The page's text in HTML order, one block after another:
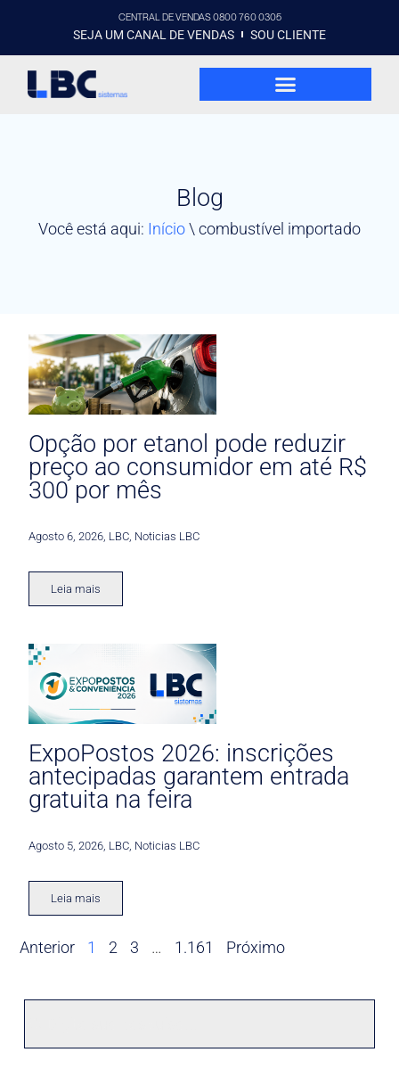
CENTRAL DE VENDAS 0800 760 0305
SEJA UM CANAL DE VENDAS SOU CLIENTE
Blog
Você está aqui: Início\ combustível importado
Opção por etanol pode reduzir
preço ao consumidor em até R$
300 por mês
Agosto 6, 2026 LBC Noticias LBC
Leia mais
ExpoPostos 2026: inscrições
antecipadas garantem entrada
gratuita na feira
Agosto 5, 2026 LBC Noticias LBC
Leia mais
Anterior 1 2 3 … 1.161 Próximo